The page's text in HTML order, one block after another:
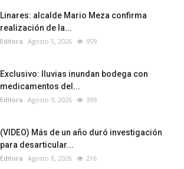
Linares: alcalde Mario Meza confirma
realización de la...
Editora Agosto 5, 2026 959
Exclusivo: lluvias inundan bodega con
medicamentos del...
Editora Agosto 9, 2026 399
(VIDEO) Más de un año duró investigación
para desarticular...
Editora Agosto 8, 2026 216